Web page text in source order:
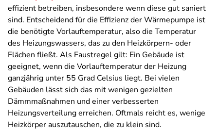
effizient betreiben, insbesondere wenn diese gut saniert
sind. Entscheidend für die Effizienz der Wärmepumpe ist
die benötigte Vorlauftemperatur, also die Temperatur
des Heizungswassers, das zu den Heizkörpern- oder
Flächen fließt. Als Faustregel gilt: Ein Gebäude ist
geeignet, wenn die Vorlauftemperatur der Heizung
ganzjährig unter 55 Grad Celsius liegt. Bei vielen
Gebäuden lässt sich das mit wenigen gezielten
Dämmmaßnahmen und einer verbesserten
Heizungsverteilung erreichen. Oftmals reicht es, wenige
Heizkörper auszutauschen, die zu klein sind.